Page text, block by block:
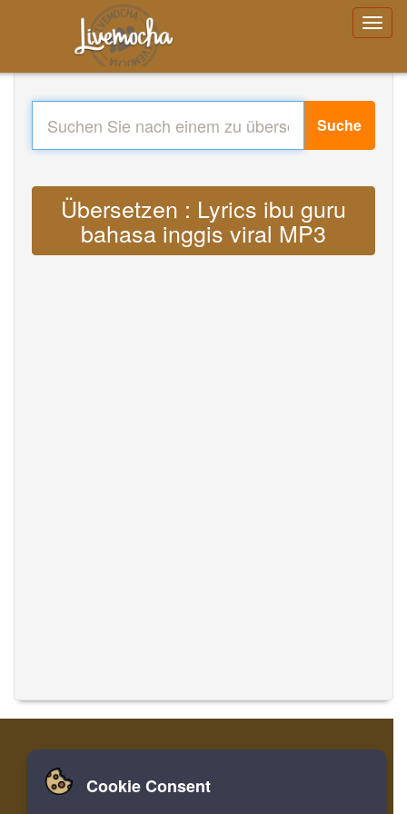
Suche
Übersetzen : Lyrics ibu guru
bahasa inggis viral MP3
Zuhause Einloggen
Cookie Consent